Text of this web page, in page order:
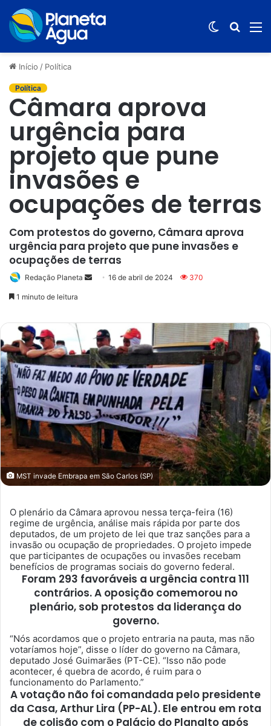
Switch
Início / Política
Política
Câmara aprova
urgência para
projeto que pune
invasões e
ocupações de terras
Com protestos do governo, Câmara aprova
urgência para projeto que pune invasões e
ocupações de terras
Redação Planeta
Mande
mail
16 de abril de 2024 370
1 minuto de leitura
MST invade Embrapa em São Carlos (SP)
O plenário da Câmara aprovou nessa terça-feira (16)
regime de urgência, análise mais rápida por parte dos
deputados, de um projeto de lei que traz sanções para a
invasão ou ocupação de propriedades. O projeto impede
que participantes de ocupações ou invasões recebam
benefícios de programas sociais do governo federal.
Foram 293 favoráveis a urgência contra 111
contrários. A oposição comemorou no
plenário, sob protestos da liderança do
governo.
“Nós acordamos que o projeto entraria na pauta, mas não
votaríamos hoje”, disse o líder do governo na Câmara,
deputado José Guimarães (PT-CE). “Isso não pode
acontecer, é quebra de acordo, é ruim para o
funcionamento do Parlamento.”
A votação não foi comandada pelo presidente
da Casa, Arthur Lira (PP-AL). Ele entrou em rota
de colisão com o Palácio do Planalto após